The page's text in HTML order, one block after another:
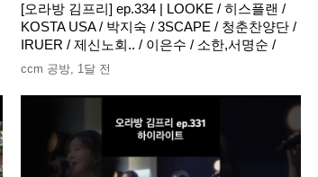
[오라방 김프리] ep.334 | LOOKE / 히스플랜 /
KOSTA USA / 박지숙 / 3SCAPE / 청춘찬양단 /
IRUER / 제신노회.. / 이은수 / 소한,서명순 /
ccm 공방, 1달 전